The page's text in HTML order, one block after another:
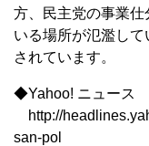
方、民主党の事業
いる場所が氾濫し
されています。
◆Yahoo! ニュース
http://
san-pol